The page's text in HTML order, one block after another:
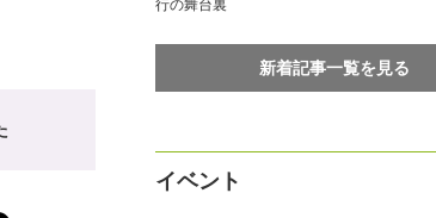
新着記事一覧を見る
イベント